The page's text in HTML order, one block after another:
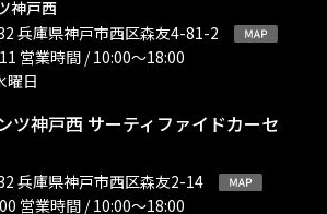
神戸西
兵庫県神戸市西区森友4-81-2
営業時間 / 10:00〜18:00
曜日
ツ神戸西 サーティファイドカーセ
兵庫県神戸市西区森友2-14
営業時間 / 10:00〜18:00